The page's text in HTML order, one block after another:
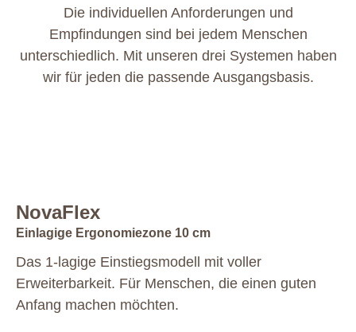
Die individuellen Anforderungen und
Empfindungen sind bei ­jedem Menschen
unterschiedlich. Mit unseren drei Systemen haben
wir für jeden die ­passende Ausgangsbasis.
NovaFlex
Einlagige Ergonomiezone 10 cm
Das 1-lagige Einstiegsmodell mit voller
Erweiterbarkeit. Für Menschen, die einen guten
Anfang machen möchten.